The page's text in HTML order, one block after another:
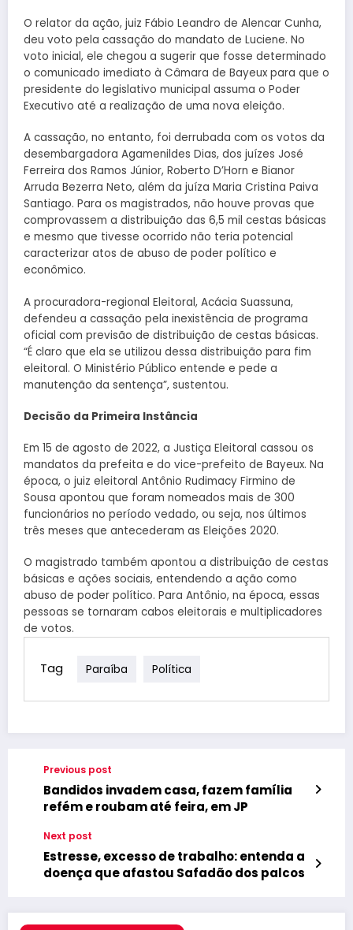
O relator da ação, juiz Fábio Leandro de Alencar Cunha,
deu voto pela cassação do mandato de Luciene. No
voto inicial, ele chegou a sugerir que fosse determinado
o comunicado imediato à Câmara de Bayeux para que o
presidente do legislativo municipal assuma o Poder
Executivo até a realização de uma nova eleição.
A cassação, no entanto, foi derrubada com os votos da
desembargadora Agamenildes Dias, dos juízes José
Ferreira dos Ramos Júnior, Roberto D’Horn e Bianor
Arruda Bezerra Neto, além da juíza Maria Cristina Paiva
Santiago. Para os magistrados, não houve provas que
comprovassem a distribuição das 6,5 mil cestas básicas
e mesmo que tivesse ocorrido não teria potencial
caracterizar atos de abuso de poder político e
econômico.
A procuradora-regional Eleitoral, Acácia Suassuna,
defendeu a cassação pela inexistência de programa
oficial com previsão de distribuição de cestas básicas.
“É claro que ela se utilizou dessa distribuição para fim
eleitoral. O Ministério Público entende e pede a
manutenção da sentença”, sustentou.
Decisão da Primeira Instância
Em 15 de agosto de 2022, a Justiça Eleitoral cassou os
mandatos da prefeita e do vice-prefeito de Bayeux. Na
época, o juiz eleitoral Antônio Rudimacy Firmino de
Sousa apontou que foram nomeados mais de 300
funcionários no período vedado, ou seja, nos últimos
três meses que antecederam as Eleições 2020.
O magistrado também apontou a distribuição de cestas
básicas e ações sociais, entendendo a ação como
abuso de poder político. Para Antônio, na época, essas
pessoas se tornaram cabos eleitorais e multiplicadores
de votos.
Tag Paraíba Política
Previous post
Bandidos invadem casa, fazem família
refém e roubam até feira, em JP
Next post
Estresse, excesso de trabalho: entenda a
doença que afastou Safadão dos palcos